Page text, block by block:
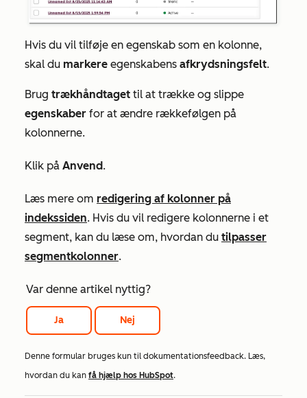
Hvis du vil tilføje en egenskab som en kolonne,
skal du markere egenskabens afkrydsningsfelt.
Brug trækhåndtaget til at trække og slippe
egenskaber for at ændre rækkefølgen på
kolonnerne.
Klik på Anvend.
Læs mere om redigering af kolonner på
indekssiden. Hvis du vil redigere kolonnerne i et
segment, kan du læse om, hvordan du tilpasser
segmentkolonner.
Var denne artikel nyttig?
Ja Nej
Denne formular bruges kun til dokumentationsfeedback. Læs,
hvordan du kan få hjælp hos HubSpot.